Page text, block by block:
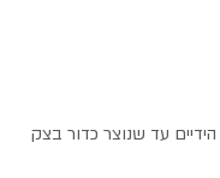
עד שנוצר כדור בצק